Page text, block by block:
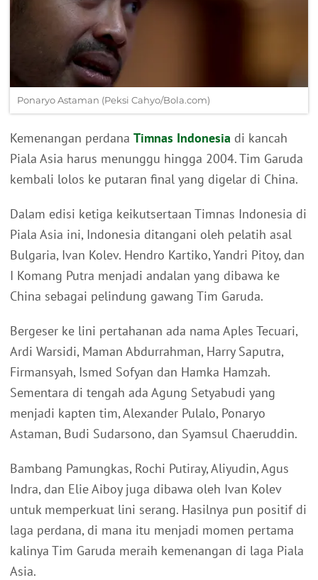
Ponaryo Astaman (Peksi Cahyo/Bola.com)
Kemenangan perdana Timnas Indonesia di kancah
Piala Asia harus menunggu hingga 2004. Tim Garuda
kembali lolos ke putaran final yang digelar di China.
Dalam edisi ketiga keikutsertaan Timnas Indonesia di
Piala Asia ini, Indonesia ditangani oleh pelatih asal
Bulgaria, Ivan Kolev. Hendro Kartiko, Yandri Pitoy, dan
I Komang Putra menjadi andalan yang dibawa ke
China sebagai pelindung gawang Tim Garuda.
Bergeser ke lini pertahanan ada nama Aples Tecuari,
Ardi Warsidi, Maman Abdurrahman, Harry Saputra,
Firmansyah, Ismed Sofyan dan Hamka Hamzah.
Sementara di tengah ada Agung Setyabudi yang
menjadi kapten tim, Alexander Pulalo, Ponaryo
Astaman, Budi Sudarsono, dan Syamsul Chaeruddin.
Bambang Pamungkas, Rochi Putiray, Aliyudin, Agus
Indra, dan Elie Aiboy juga dibawa oleh Ivan Kolev
untuk memperkuat lini serang. Hasilnya pun positif di
laga perdana, di mana itu menjadi momen pertama
kalinya Tim Garuda meraih kemenangan di laga Piala
Asia.